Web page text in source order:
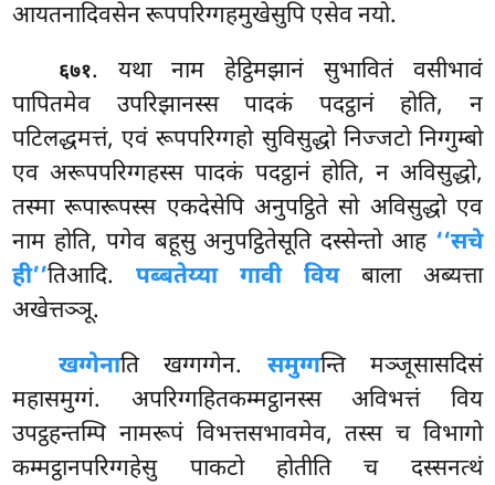
आयतनादिवसेन रूपपरिग्गहमुखेसुपि एसेव नयो.
६७१. यथा नाम हेट्ठिमझानं सुभावितं वसीभावं
पापितमेव उपरिझानस्स पादकं पदट्ठानं होति, न
पटिलद्धमत्तं, एवं रूपपरिग्गहो सुविसुद्धो निज्जटो निग्गुम्बो
एव अरूपपरिग्गहस्स पादकं पदट्ठानं होति, न अविसुद्धो,
तस्मा रूपारूपस्स एकदेसेपि अनुपट्ठिते सो अविसुद्धो एव
नाम होति, पगेव बहूसु अनुपट्ठितेसूति दस्सेन्तो आह ‘‘सचे
ही’’तिआदि.पब्बतेय्या गावी वियबाला अब्यत्ता
अखेत्तञ्ञू.
खग्गेनातिखग्गग्गेन. समुग्गन्ति मञ्जूसासदिसं
महासमुग्गं. अपरिग्गहितकम्मट्ठानस्स अविभत्तं विय
उपट्ठहन्तम्पि नामरूपं विभत्तसभावमेव, तस्स च विभागो
कम्मट्ठानपरिग्गहेसु पाकटो होतीति च दस्सनत्थं